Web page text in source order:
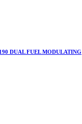
DUAL FUEL MODULATING